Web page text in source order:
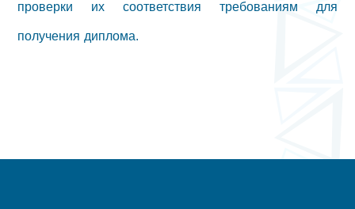
проверки их соответствия требованиям для
получения диплома.